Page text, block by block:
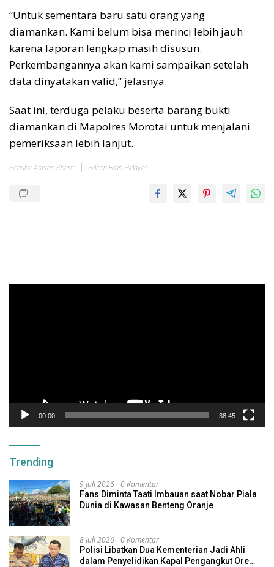
“Untuk sementara baru satu orang yang
diamankan. Kami belum bisa merinci lebih jauh
karena laporan lengkap masih disusun.
Perkembangannya akan kami sampaikan setelah
data dinyatakan valid,” jelasnya.
Saat ini, terduga pelaku beserta barang bukti
diamankan di Mapolres Morotai untuk menjalani
pemeriksaan lebih lanjut.
Penulis: Aswan Kharie Editor: Rian Hidayat
00:00 38:45
Trending
9 Juli 2026 0 Komentar
Fans Diminta Taati Imbauan saat Nobar Piala
Dunia di Kawasan Benteng Oranje
8 Juli 2026 0 Komentar
Polisi Libatkan Dua Kementerian Jadi Ahli
dalam Penyelidikan Kapal Pengangkut Ore